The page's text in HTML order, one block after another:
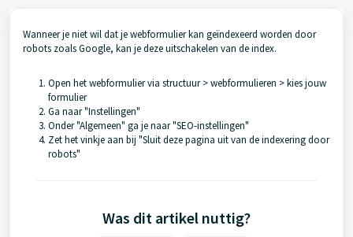
Wanneer je niet wil dat je webformulier kan geïndexeerd worden door
robots zoals Google, kan je deze uitschakelen van de index.
Open het webformulier via structuur > webformulieren > kies jouw
formulier
Ga naar "Instellingen"
Onder "Algemeen" ga je naar "SEO-instellingen"
Zet het vinkje aan bij "Sluit deze pagina uit van de indexering door
robots"
Was dit artikel nuttig?